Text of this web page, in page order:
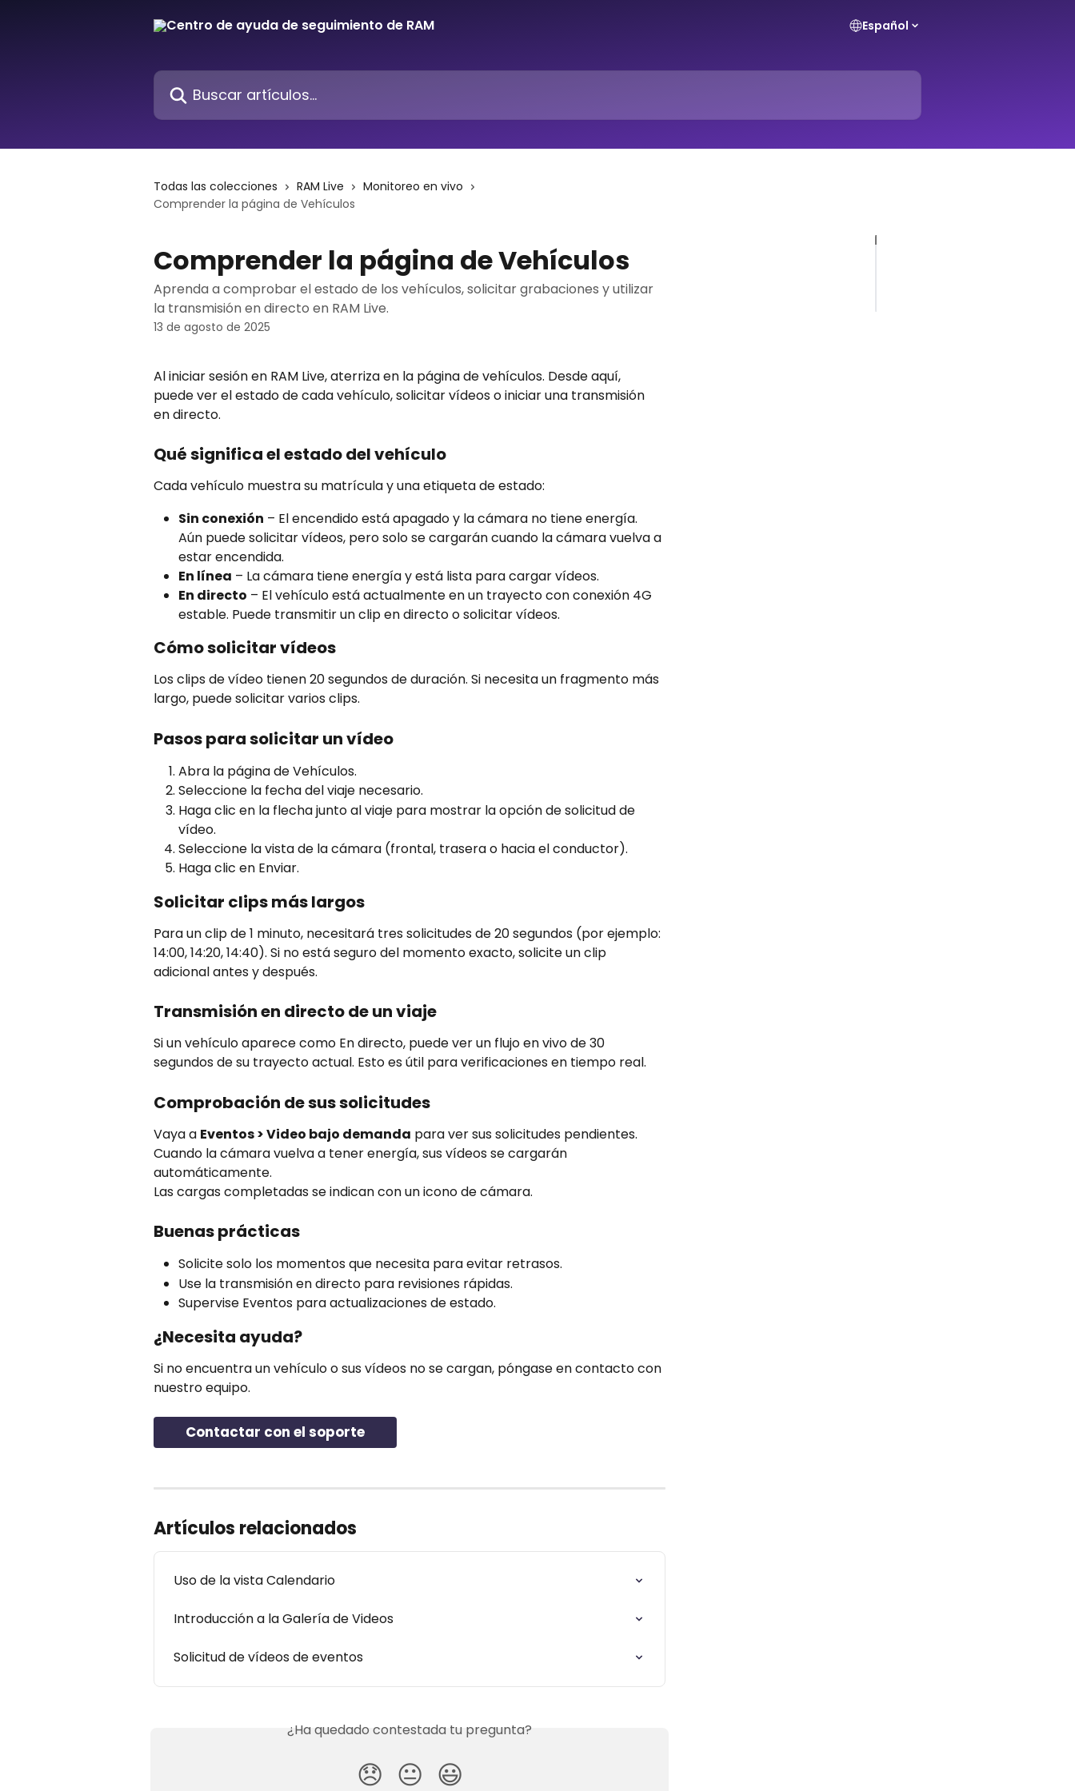
Español
Buscar artículos...
Todas las colecciones RAM Live
Monitoreo en vivo
Comprender la página de Vehículos
Comprender la página de Vehículos
Aprenda a comprobar el estado de los vehículos, solicitar grabaciones y utilizar
la transmisión en directo en RAM Live.
13 de agosto de 2025
Al iniciar sesión en RAM Live, aterriza en la página de vehículos. Desde aquí,
puede ver el estado de cada vehículo, solicitar vídeos o iniciar una transmisión
en directo.
Qué significa el estado del vehículo
Cada vehículo muestra su matrícula y una etiqueta de estado:
Sin conexión – El encendido está apagado y la cámara no tiene energía.
Aún puede solicitar vídeos, pero solo se cargarán cuando la cámara vuelva a
estar encendida.
En línea – La cámara tiene energía y está lista para cargar vídeos.
En directo – El vehículo está actualmente en un trayecto con conexión 4G
estable. Puede transmitir un clip en directo o solicitar vídeos.
Cómo solicitar vídeos
Los clips de vídeo tienen 20 segundos de duración. Si necesita un fragmento más
largo, puede solicitar varios clips.
Pasos para solicitar un vídeo
Abra la página de Vehículos.
Seleccione la fecha del viaje necesario.
Haga clic en la flecha junto al viaje para mostrar la opción de solicitud de
vídeo.
Seleccione la vista de la cámara (frontal, trasera o hacia el conductor).
Haga clic en Enviar.
Solicitar clips más largos
Para un clip de 1 minuto, necesitará tres solicitudes de 20 segundos (por ejemplo:
14:00, 14:20, 14:40). Si no está seguro del momento exacto, solicite un clip
adicional antes y después.
Transmisión en directo de un viaje
Si un vehículo aparece como En directo, puede ver un flujo en vivo de 30
segundos de su trayecto actual. Esto es útil para verificaciones en tiempo real.
Comprobación de sus solicitudes
Vaya a Eventos > Video bajo demanda para ver sus solicitudes pendientes.
Cuando la cámara vuelva a tener energía, sus vídeos se cargarán
automáticamente.
Las cargas completadas se indican con un icono de cámara.
Buenas prácticas
Solicite solo los momentos que necesita para evitar retrasos.
Use la transmisión en directo para revisiones rápidas.
Supervise Eventos para actualizaciones de estado.
¿Necesita ayuda?
Si no encuentra un vehículo o sus vídeos no se cargan, póngase en contacto con
nuestro equipo.
Contactar con el soporte
Artículos relacionados
Uso de la vista Calendario
Introducción a la Galería de Videos
Solicitud de vídeos de eventos
¿Ha quedado contestada tu pregunta?
😞 😐 😃